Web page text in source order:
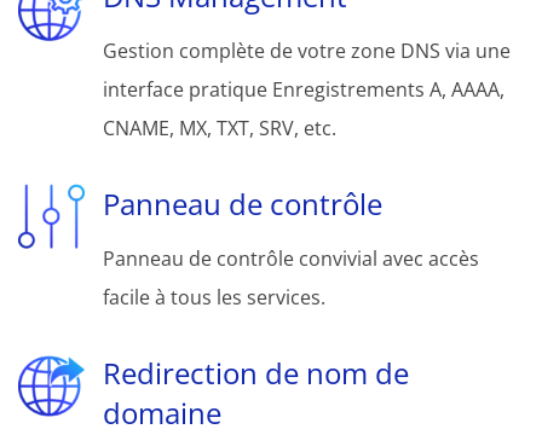
Gestion complète de votre zone DNS via une
interface pratique Enregistrements A, AAAA,
CNAME, MX, TXT, SRV, etc.
Panneau de contrôle
Panneau de contrôle convivial avec accès
facile à tous les services.
Redirection de nom de
domaine